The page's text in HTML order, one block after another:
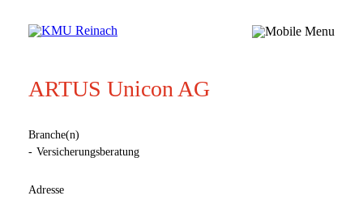
ARTUS Unicon AG
Branche(n)
Versicherungsberatung
Adresse